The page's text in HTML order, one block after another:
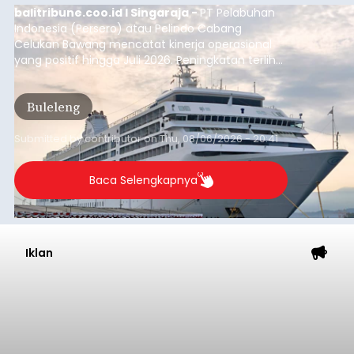
balitribune.coo.id I Singaraja -PT Pelabuhan
Indonesia (Persero) atau Pelindo Cabang
Celukan Bawang mencatat kinerja operasional
yang positif hingga Juli 2026. Peningkatan terlihat
dari arus kapal yang mencapai 1,48 juta Gross
Tonnage (GT), atau tumbuh 12,4 persen
dibandingkan periode yang sama tahun lalu
yang tercatat sebesar 1,32 juta GT.
Buleleng
Submitted bycontributoronThu, 08/06/2026 - 20:41
Baca Selengkapnya
Iklan